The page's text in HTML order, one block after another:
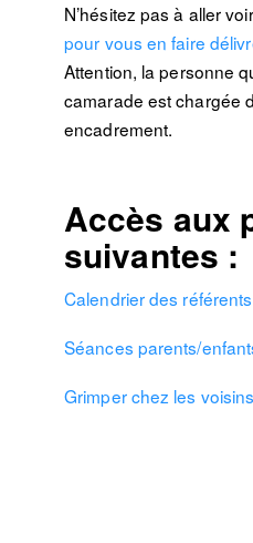
N’hésitez pas à aller
pour vous en faire
Attention, la personne
camarade est chargée
encadrement.
Accès aux
suivantes :
Calendrier des référents
Séances parents/
Grimper chez les voisins